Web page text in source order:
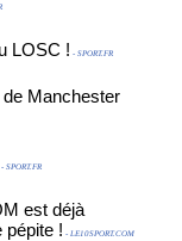
LOSC ! - SPORT.FR
Manchester
- SPORT.FR
est déjà
pépite ! - LE10SPORT.COM